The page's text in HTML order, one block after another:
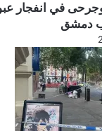
في انفجار
دمشق